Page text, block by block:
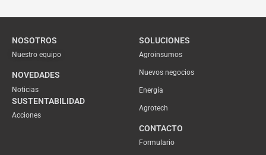
NOSOTROS
Nuestro equipo
NOVEDADES
Noticias
SUSTENTABILIDAD
Acciones
SOLUCIONES
Agroinsumos
Nuevos negocios
Energía
Agrotech
CONTACTO
Formulario